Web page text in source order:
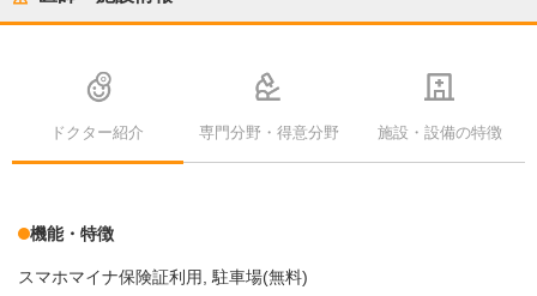
ドクター紹介 専門分野・得意分野 施設・設備の特徴
機能・特徴
スマホマイナ保険証利用 駐車場(無料)